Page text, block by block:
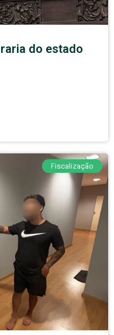
do estado
Fiscalização